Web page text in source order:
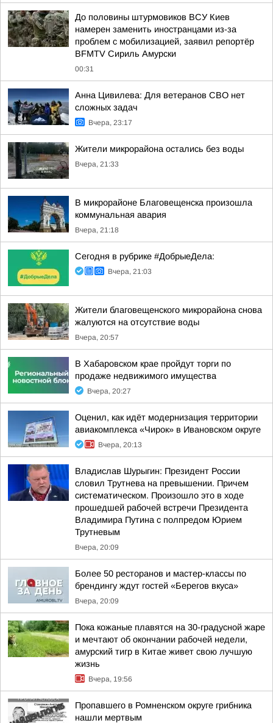
До половины штурмовиков ВСУ Киев
намерен заменить иностранцами из-за
проблем с мобилизацией, заявил репортёр
BFMTV Сириль Амурски
00:31
Анна Цивилева: Для ветеранов СВО нет
сложных задач
Вчера, 23:17
Жители микрорайона остались без воды
Вчера, 21:33
В микрорайоне Благовещенска произошла
коммунальная авария
Вчера, 21:18
Сегодня в рубрике #ДобрыеДела:
Вчера, 21:03
Жители благовещенского микрорайона снова
жалуются на отсутствие воды
Вчера, 20:57
В Хабаровском крае пройдут торги по
продаже недвижимого имущества
Вчера, 20:27
Оценил, как идёт модернизация территории
авиакомплекса «Чирок» в Ивановском округе
Вчера, 20:13
Владислав Шурыгин: Президент России
словил Трутнева на превышении. Причем
систематическом. Произошло это в ходе
прошедшей рабочей встречи Президента
Владимира Путина с полпредом Юрием
Трутневым
Вчера, 20:09
Более 50 ресторанов и мастер-классы по
брендингу ждут гостей «Берегов вкуса»
Вчера, 20:09
Пока кожаные плавятся на 30-градусной жаре
и мечтают об окончании рабочей недели,
амурский тигр в Китае живет свою лучшую
жизнь
Вчера, 19:56
Пропавшего в Ромненском округе грибника
нашли мертвым